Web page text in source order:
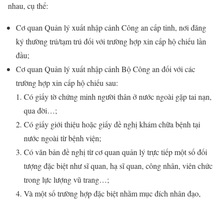
nhau, cụ thể:
Cơ quan Quản lý xuất nhập cảnh Công an cấp tỉnh, nơi đăng
ký thường trú/tạm trú đối với trường hợp xin cấp hộ chiếu lần
đầu;
Cơ quan Quản lý xuất nhập cảnh Bộ Công an đối với các
trường hợp xin cấp hộ chiếu sau:
Có giấy tờ chứng minh người thân ở nước ngoài gặp tai nạn,
qua đời…;
Có giấy giới thiệu hoặc giấy đề nghị khám chữa bệnh tại
nước ngoài từ bệnh viện;
Có văn bản đề nghị từ cơ quan quản lý trực tiếp một số đối
tượng đặc biệt như sĩ quan, hạ sĩ quan, công nhân, viên chức
trong lực lượng vũ trang…;
Và một số trường hợp đặc biệt nhằm mục đích nhân đạo,